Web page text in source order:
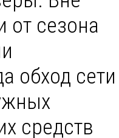
от сезона
обход
средств